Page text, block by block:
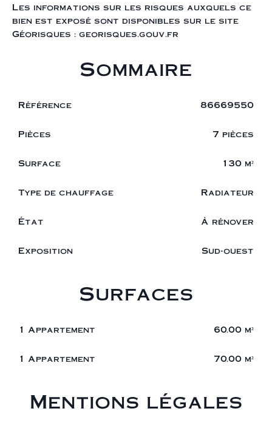
Les informations sur les risques auxquels ce
bien est exposé sont disponibles sur le site
Géorisques : georisques.gouv.fr
Sommaire
Référence 86669550
Pièces 7 pièces
Surface 130 m²
Type de chauffage Radiateur
État À rénover
Exposition Sud-ouest
Surfaces
1 Appartement 60.00 m²
1 Appartement 70.00 m²
Mentions légales